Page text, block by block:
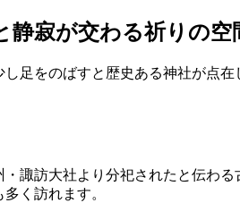
静寂が交わる祈りの空
足をのばすと歴史ある神社が点
諏訪大社より分祀されたと伝わ
く訪れます。